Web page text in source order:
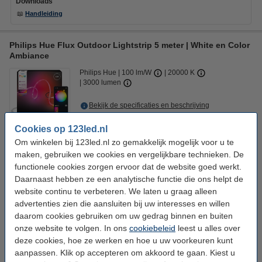
Cookies op 123led.nl
Om winkelen bij 123led.nl zo gemakkelijk mogelijk voor u te
maken, gebruiken we cookies en vergelijkbare technieken. De
functionele cookies zorgen ervoor dat de website goed werkt.
Daarnaast hebben ze een analytische functie die ons helpt de
website continu te verbeteren. We laten u graag alleen
advertenties zien die aansluiten bij uw interesses en willen
daarom cookies gebruiken om uw gedrag binnen en buiten
onze website te volgen. In ons cookiebeleid leest u alles over
deze cookies, hoe ze werken en hoe u uw voorkeuren kunt
aanpassen. Klik op accepteren om akkoord te gaan. Kiest u
📖 Handleiding
Philips Hue Flux Outdoor Lightstrip 5 meter | White en Color
Ambiance
4
Philips Hue 100 lm/W
20000 K
3000 lumen
Bekijk de specificaties en beschrijving
Morgen in huis
€ 125,95 Bestellen
Philips Hue Outdoor Bewegingssensor | Draadloos | Zwart
€ 54,95
Philips Hue Flux bracket | 10 stuks
€ 11,95
Philips Hue Flux PSU verlengkabel | 5 meter | Wit